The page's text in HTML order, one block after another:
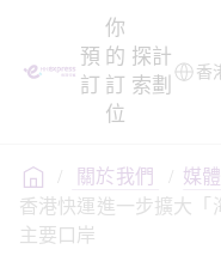
預
訂
你
的
訂
位
探
索
計
劃
/ 關於我們 / 媒
香港快運進一步擴大「
主要口岸